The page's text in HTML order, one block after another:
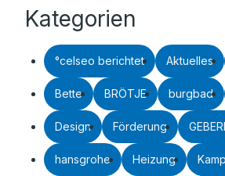
Kategorien
°celseo berichtet Aktuelles
Bette BRÖTJE burgbad
Design Förderung
hansgrohe Heizung